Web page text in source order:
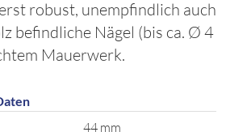
robust, unempfindlich auch
befindliche Nägel (bis ca. Ø 4
Mauerwerk.
44 mm